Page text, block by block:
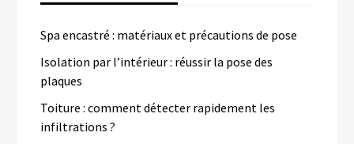
Spa encastré : matériaux et précautions de pose
Isolation par l’intérieur : réussir la pose des
plaques
Toiture : comment détecter rapidement les
infiltrations ?